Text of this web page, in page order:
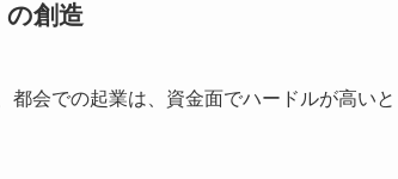
の創造
会での起業は、資金面でハードルが高いと